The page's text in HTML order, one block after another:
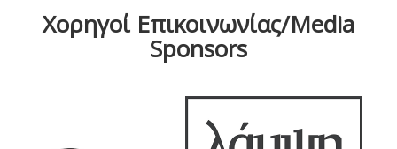
Χορηγοί Επικοινωνίας/Media
Sponsors